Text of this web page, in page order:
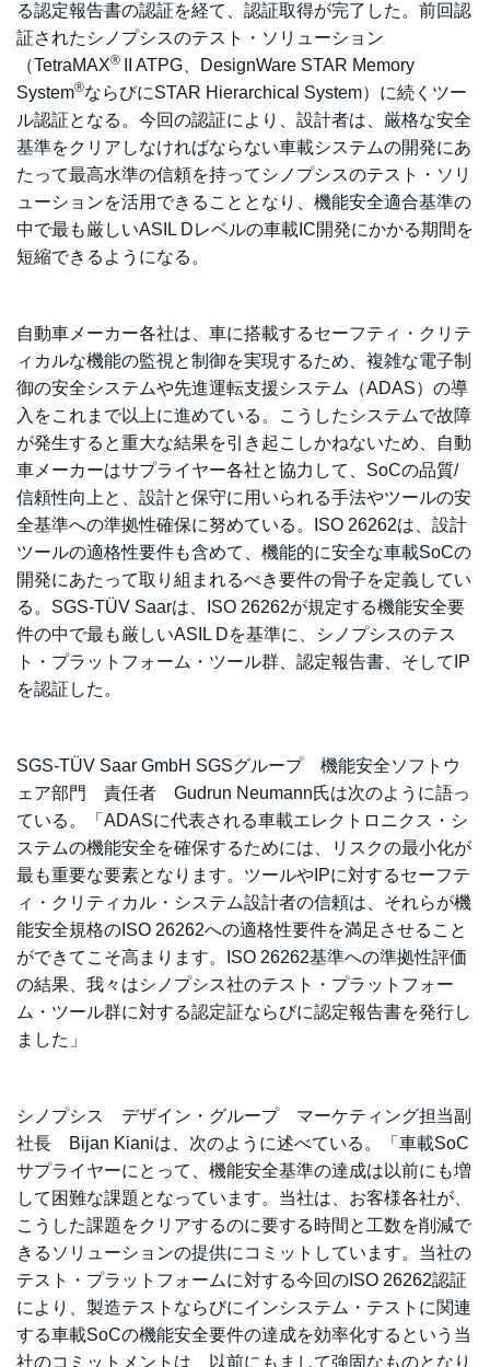
る認定報告書の認証を経て、認証取得が完了した。前回認
証されたシノプシスのテスト・ソリューション
（TetraMAX®
II ATPG、DesignWare STAR Memory
System®ならびにSTAR Hierarchical System）に続くツー
ル認証となる。今回の認証により、設計者は、厳格な安全
基準をクリアしなければならない車載システムの開発にあ
たって最高水準の信頼を持ってシノプシスのテスト・ソリ
ューションを活用できることとなり、機能安全適合基準の
中で最も厳しいASIL Dレベルの車載IC開発にかかる期間を
短縮できるようになる。
自動車メーカー各社は、車に搭載するセーフティ・クリテ
ィカルな機能の監視と制御を実現するため、複雑な電子制
御の安全システムや先進運転支援システム（ADAS）の導
入をこれまで以上に進めている。こうしたシステムで故障
が発生すると重大な結果を引き起こしかねないため、自動
車メーカーはサプライヤー各社と協力して、SoCの品質/
信頼性向上と、設計と保守に用いられる手法やツールの安
全基準への準拠性確保に努めている。ISO 26262は、設計
ツールの適格性要件も含めて、機能的に安全な車載SoCの
開発にあたって取り組まれるべき要件の骨子を定義してい
る。SGS-TÜV Saarは、ISO 26262が規定する機能安全要
件の中で最も厳しいASIL Dを基準に、シノプシスのテス
ト・プラットフォーム・ツール群、認定報告書、そしてIP
を認証した。
SGS-TÜV Saar GmbH SGSグループ 機能安全ソフトウ
ェア部門 責任者 Gudrun Neumann氏は次のように語っ
ている。「ADASに代表される車載エレクトロニクス・シ
ステムの機能安全を確保するためには、リスクの最小化が
最も重要な要素となります。ツールやIPに対するセーフテ
ィ・クリティカル・システム設計者の信頼は、それらが機
能安全規格のISO 26262への適格性要件を満足させること
ができてこそ高まります。ISO 26262基準への準拠性評価
の結果、我々はシノプシス社のテスト・プラットフォー
ム・ツール群に対する認定証ならびに認定報告書を発行し
ました」
シノプシス デザイン・グループ マーケティング担当副
社長 Bijan Kianiは、次のように述べている。「車載SoC
サプライヤーにとって、機能安全基準の達成は以前にも増
して困難な課題となっています。当社は、お客様各社が、
こうした課題をクリアするのに要する時間と工数を削減で
きるソリューションの提供にコミットしています。当社の
テスト・プラットフォームに対する今回のISO 26262認証
により、製造テストならびにインシステム・テストに関連
する車載SoCの機能安全要件の達成を効率化するという当
社のコミットメントは、以前にもまして強固なものとなり